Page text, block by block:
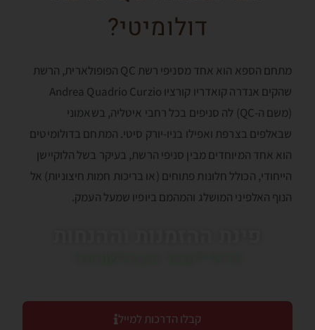
דולומיטי?
מתחם הספא הוא אחד מסניפי רשת QC הפופולארית, הרשת
שהקים אנדרה קואדריו קורציו Andrea Quadrio Curzio
(משם ה-QC) לה סניפים בכל רחבי איטליה, בשאמוני
שבאלפים בצרפת ואפילו בניו-יורק סיטי. המתחם בדולומיטים
הוא אחד המיוחדים מבין סניפי הרשת, בעיקר בשל הלוקיישן
הייחודי, הכולל חלונות פתוחים (או בריכות חמות חיצוניות) אל
הנוף האלפיני המושלג והמהמם ביופיו שמעל העמק.
קבלו הדרכות למייל